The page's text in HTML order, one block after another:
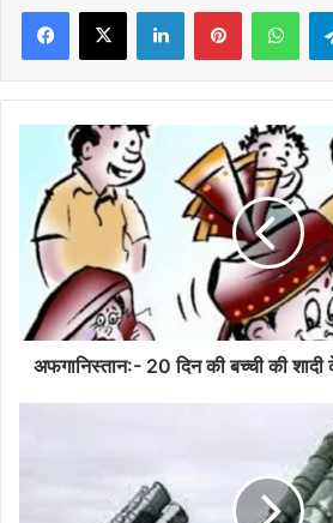
Facebook
X LinkedInPinterest
अफगानिस्तान:-
बच्ची
सौदा
अफगानिस्तान:- 20 दिन की बच्ची की